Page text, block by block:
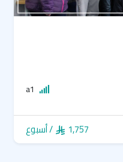
1,757 / أسبوع